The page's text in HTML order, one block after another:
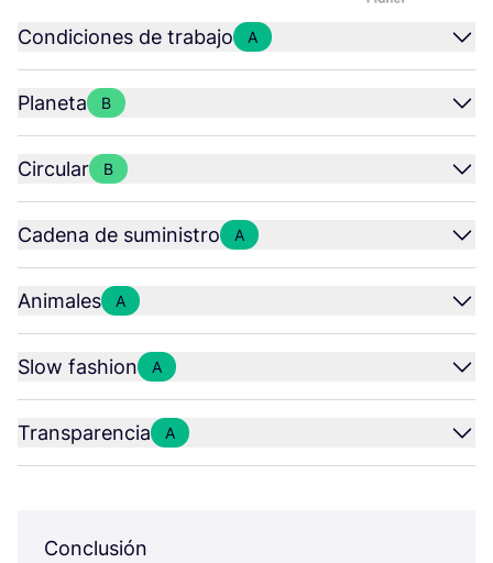
Condiciones de trabajo A
Planeta B
Circular B
Cadena de suministro A
Animales A
Slow fashion A
Transparencia A
Conclusión